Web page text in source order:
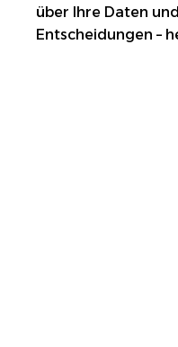
über Ihre Daten
Entscheidungen –